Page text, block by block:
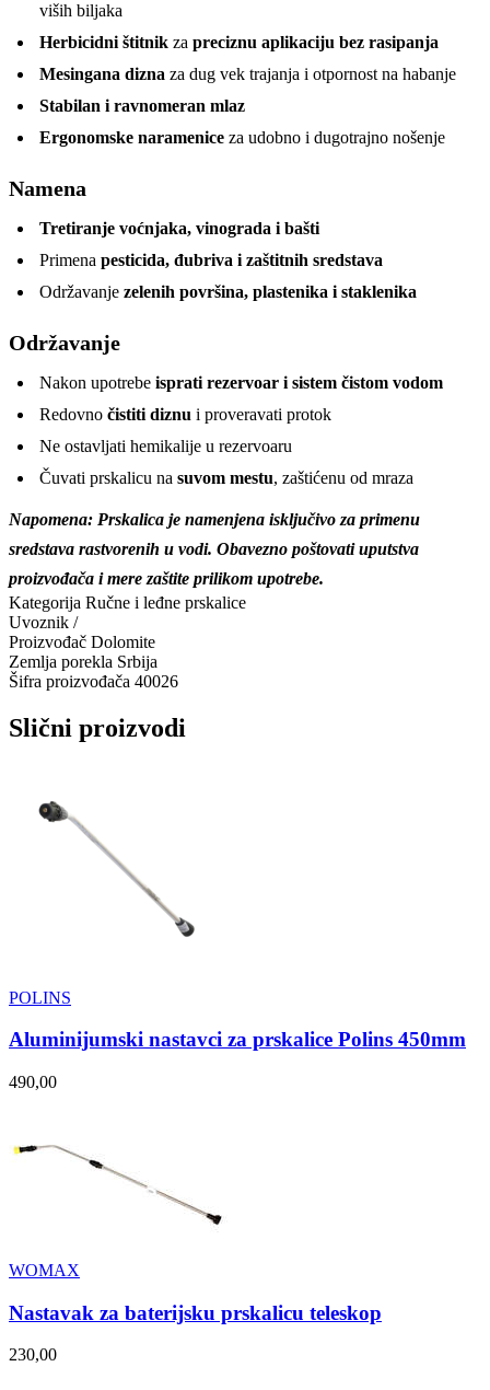
viših biljaka
Herbicidni štitnik za preciznu aplikaciju bez rasipanja
Mesingana dizna za dug vek trajanja i otpornost na habanje
Stabilan i ravnomeran mlaz
Ergonomske naramenice za udobno i dugotrajno nošenje
Namena
Tretiranje voćnjaka, vinograda i bašti
Primena pesticida, đubriva i zaštitnih sredstava
Održavanje zelenih površina, plastenika i staklenika
Održavanje
Nakon upotrebe isprati rezervoar i sistem čistom vodom
Redovno čistiti diznu i proveravati protok
Ne ostavljati hemikalije u rezervoaru
Čuvati prskalicu na suvom mestu, zaštićenu od mraza
Napomena: Prskalica je namenjena isključivo za primenu
sredstava rastvorenih u vodi. Obavezno poštovati uputstva
proizvođača i mere zaštite prilikom upotrebe.
Kategorija Ručne i leđne prskalice
Uvoznik /
Proizvođač Dolomite
Zemlja porekla Srbija
Šifra proizvođača 40026
Slični proizvodi
POLINS
Aluminijumski nastavci za prskalice Polins 450mm
490,00
WOMAX
Nastavak za baterijsku prskalicu teleskop
230,00